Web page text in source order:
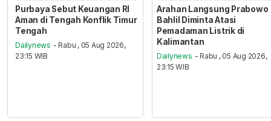
Purbaya Sebut Keuangan RI
Aman di Tengah Konflik Timur
Tengah
Dailynews - Rabu , 05 Aug 2026,
23:15 WIB
Arahan Langsung Prabowo
Bahlil Diminta Atasi
Pemadaman Listrik di
Kalimantan
Dailynews - Rabu , 05 Aug 2026,
23:15 WIB